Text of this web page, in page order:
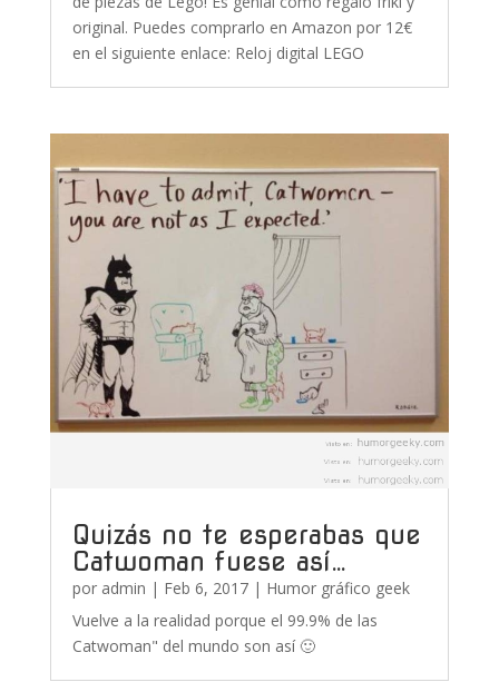
original. Puedes comprarlo en Amazon por 12€
en el siguiente enlace: Reloj digital LEGO
Quizás no te esperabas que
Catwoman fuese así…
por admin | Feb 6, 2017| Humor gráfico geek
Vuelve a la realidad porque el 99.9% de las
Catwoman" del mundo son así 🙂